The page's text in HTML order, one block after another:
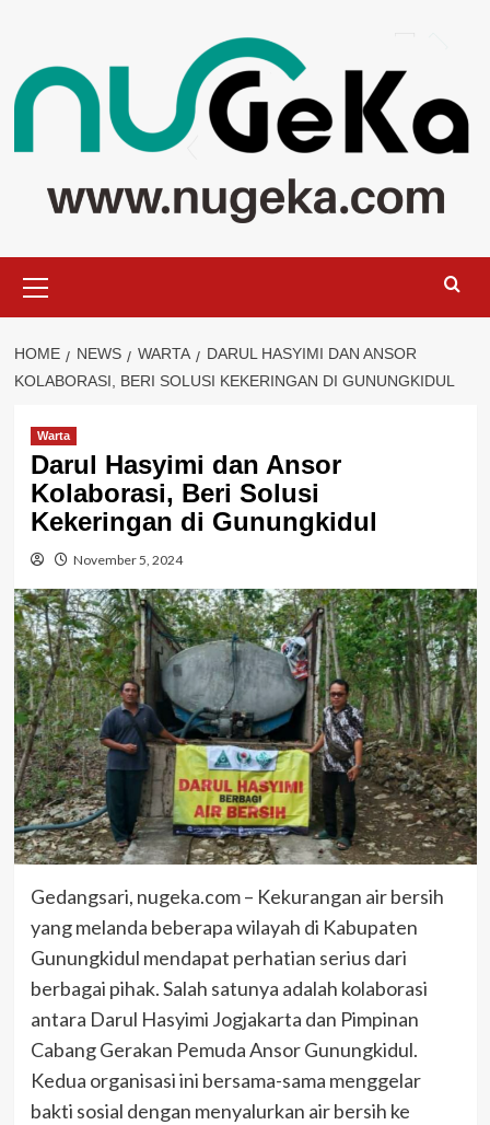
content
Menu
HOME NEWS WARTA
DARUL HASYIMI DAN ANSOR
KOLABORASI, BERI SOLUSI KEKERINGAN DI GUNUNGKIDUL
Warta
Darul Hasyimi dan Ansor
Kolaborasi, Beri Solusi
Kekeringan di Gunungkidul
November 5, 2024
Gedangsari, nugeka.com – Kekurangan air bersih
yang melanda beberapa wilayah di Kabupaten
Gunungkidul mendapat perhatian serius dari
berbagai pihak. Salah satunya adalah kolaborasi
antara Darul Hasyimi Jogjakarta dan Pimpinan
Cabang Gerakan Pemuda Ansor Gunungkidul.
Kedua organisasi ini bersama-sama menggelar
bakti sosial dengan menyalurkan air bersih ke